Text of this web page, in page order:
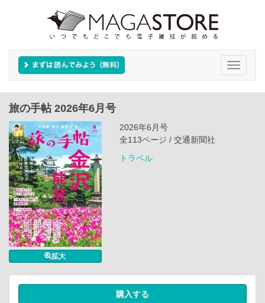
Toggle
旅の手帖 2026年6月号
拡大
2026年6月号
全113ページ / 交通新聞社
トラベル
購入する